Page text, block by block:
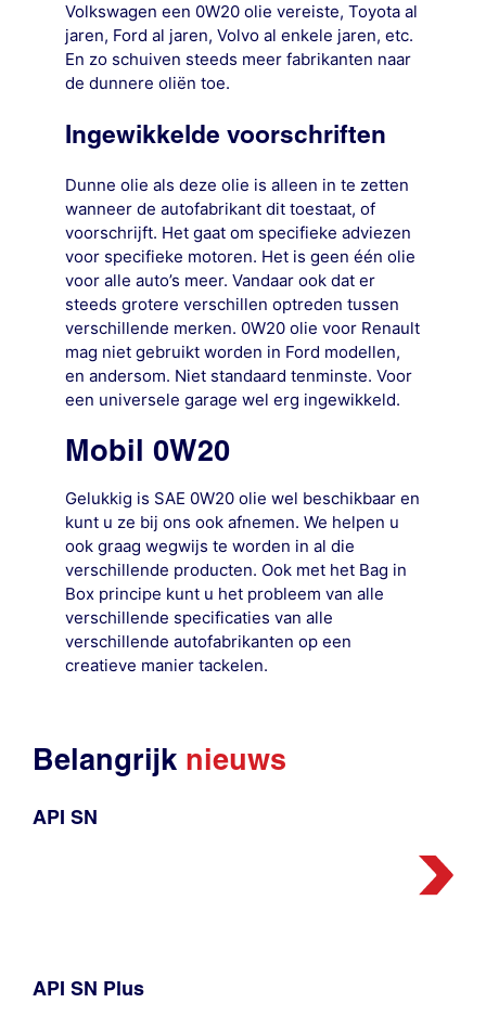
Volkswagen een 0W20 olie vereiste, Toyota al
jaren, Ford al jaren, Volvo al enkele jaren, etc.
En zo schuiven steeds meer fabrikanten naar
de dunnere oliën toe.
Ingewikkelde voorschriften
Dunne olie als deze olie is alleen in te zetten
wanneer de autofabrikant dit toestaat, of
voorschrijft. Het gaat om specifieke adviezen
voor specifieke motoren. Het is geen één olie
voor alle auto’s meer. Vandaar ook dat er
steeds grotere verschillen optreden tussen
verschillende merken. 0W20 olie voor Renault
mag niet gebruikt worden in Ford modellen,
en andersom. Niet standaard tenminste. Voor
een universele garage wel erg ingewikkeld.
Mobil 0W20
Gelukkig is SAE 0W20 olie wel beschikbaar en
kunt u ze bij ons ook afnemen. We helpen u
ook graag wegwijs te worden in al die
verschillende producten. Ook met het Bag in
Box principe kunt u het probleem van alle
verschillende specificaties van alle
verschillende autofabrikanten op een
creatieve manier tackelen.
Belangrijk nieuws
API SN
API SN Plus